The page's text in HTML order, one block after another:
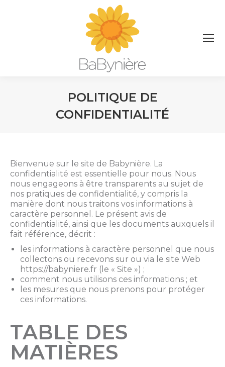
POLITIQUE DE
CONFIDENTIALITÉ
Bienvenue sur le site de Babynière. La
confidentialité est essentielle pour nous. Nous
nous engageons à être transparents au sujet de
nos pratiques de confidentialité, y compris la
manière dont nous traitons vos informations à
caractère personnel. Le présent avis de
confidentialité, ainsi que les documents auxquels il
fait référence, décrit :
les informations à caractère personnel que nous
collectons ou recevons sur ou via le site Web
https://babyniere.fr (le « Site ») ;
comment nous utilisons ces informations ; et
les mesures que nous prenons pour protéger
ces informations.
TABLE DES
MATIÈRES